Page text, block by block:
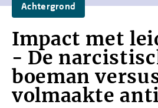
Achtergrond
Impact met
- De
boeman
volmaakte